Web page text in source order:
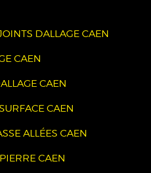
DALLAGE CAEN
CAEN
CAEN
CAEN
ALLÉES CAEN
CAEN